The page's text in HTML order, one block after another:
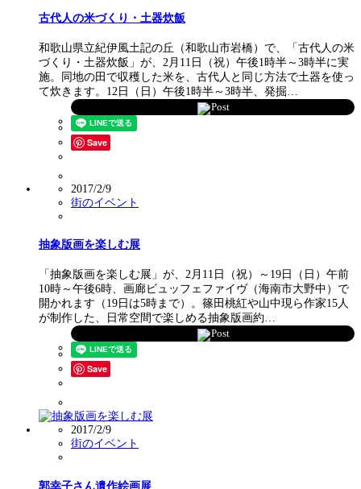
古代人の米づくり・土器炊飯
和歌山県立紀伊風土記の丘（和歌山市岩橋）で、「古代人の米
づくり・土器炊飯」が、2月11日（祝）午後1時半～3時半に実
施。同地の田で収穫した米を、古代人と同じ方法で土器を使っ
て炊きます。12日（日）午後1時半～3時半、発掘…
Post
Save
2017/2/9
街のイベント
抽象版画を楽しむ展
「抽象版画を楽しむ展」が、2月11日（祝）～19日（日）午前
10時～午後6時、画廊ビュッフェファイヴ（海南市大野中）で
開かれます（19日は5時まで）。篠田桃紅や山中現ら作家15人
が制作した、日常空間で楽しめる抽象版画約…
Post
Save
2017/2/9
街のイベント
郭幸子さん遺作絵画展